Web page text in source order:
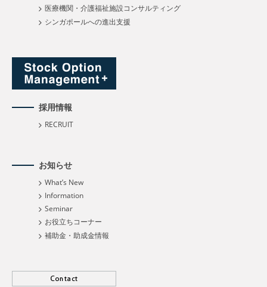
医療機関・介護福祉施設コンサルティング
シンガポールへの進出支援
採用情報
RECRUIT
お知らせ
What’s New
Information
Seminar
お役立ちコーナー
補助金・助成金情報